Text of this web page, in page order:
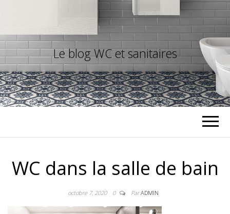
Le blog WC et sanitaires
WC dans la salle de bain
octobre 7, 2020 0 ParADMIN